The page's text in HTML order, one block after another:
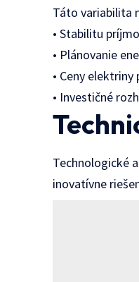
Táto variabilita
• Stabilitu
• Plánovanie
• Ceny
• Investičné
Technologické
inovatívne